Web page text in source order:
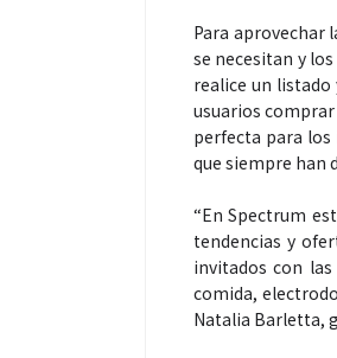
Para aprovechar
se necesitan y
realice un listado
usuarios comprar
perfecta para
que siempre han
“En Spectrum
tendencias y
invitados con
comida,
Natalia Barletta,